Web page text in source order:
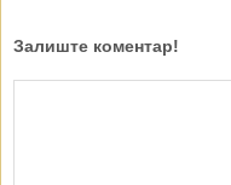
Залиште коментар!